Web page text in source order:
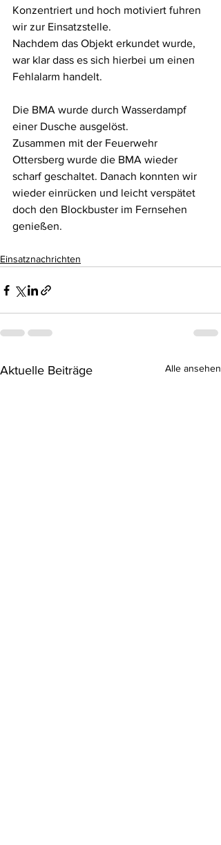
Konzentriert und hoch motiviert fuhren
wir zur Einsatzstelle.
Nachdem das Objekt erkundet wurde,
war klar dass es sich hierbei um einen
Fehlalarm handelt.
Die BMA wurde durch Wasserdampf
einer Dusche ausgelöst.
Zusammen mit der Feuerwehr
Ottersberg wurde die BMA wieder
scharf geschaltet. Danach konnten wir
wieder einrücken und leicht verspätet
doch den Blockbuster im Fernsehen
genießen.
Einsatznachrichten
Aktuelle Beiträge Alle ansehen